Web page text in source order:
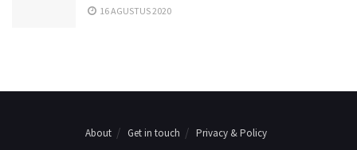
16 AGUSTUS 2020
About Get in touch Privacy & Policy